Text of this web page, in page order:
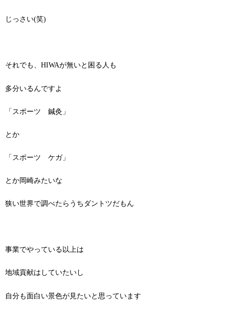
じっさい(笑)
それでも、HIWAが無いと困る人も
多分いるんですよ
「スポーツ 鍼灸」
とか
「スポーツ ケガ」
とか岡崎みたいな
狭い世界で調べたらうちダントツだもん
事業でやっている以上は
地域貢献はしていたいし
自分も面白い景色が見たいと思っています